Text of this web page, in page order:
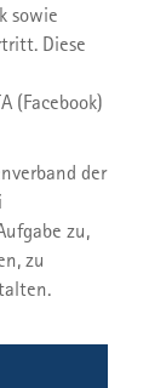
sowie
Diese
(Facebook)
der
zu,
zu